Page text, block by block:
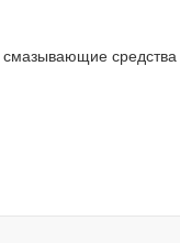
средства